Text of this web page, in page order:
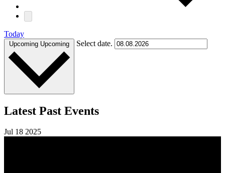
Today
Upcoming Upcoming Select date.
Latest Past Events
Jul 18 2025